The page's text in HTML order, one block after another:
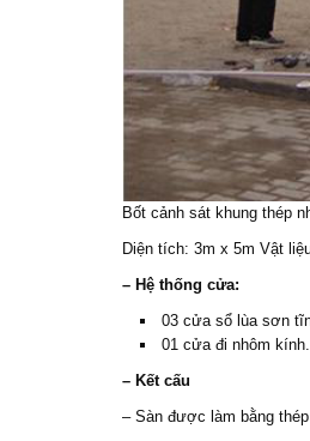
Bốt cảnh sát khung thép
Diện tích: 3m x 5m Vật
– Hệ thống cửa:
03 cửa sổ lùa sơn
01 cửa đi nhôm kính.
– Kết cấu
– Sàn được làm bằng